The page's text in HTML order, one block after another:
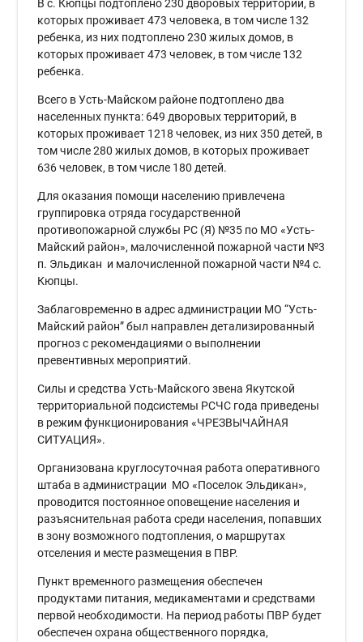
В с. Кюпцы подтоплено 230 дворовых территорий, в
которых проживает 473 человека, в том числе 132
ребенка, из них подтоплено 230 жилых домов, в
которых проживает 473 человек, в том числе 132
ребенка.
Всего в Усть-Майском районе подтоплено два
населенных пункта: 649 дворовых территорий, в
которых проживает 1218 человек, из них 350 детей, в
том числе 280 жилых домов, в которых проживает
636 человек, в том числе 180 детей.
Для оказания помощи населению привлечена
группировка отряда государственной
противопожарной службы РС (Я) №35 по МО «Усть-
Майский район», малочисленной пожарной части №3
п. Эльдикан и малочисленной пожарной части №4 с.
Кюпцы.
Заблаговременно в адрес администрации МО “Усть-
Майский район” был направлен детализированный
прогноз с рекомендациями о выполнении
превентивных мероприятий.
Силы и средства Усть-Майского звена Якутской
территориальной подсистемы РСЧС года приведены
в режим функционирования «ЧРЕЗВЫЧАЙНАЯ
СИТУАЦИЯ».
Организована круглосуточная работа оперативного
штаба в администрации МО «Поселок Эльдикан»,
проводится постоянное оповещение населения и
разъяснительная работа среди населения, попавших
в зону возможного подтопления, о маршрутах
отселения и месте размещения в ПВР.
Пункт временного размещения обеспечен
продуктами питания, медикаментами и средствами
первой необходимости. На период работы ПВР будет
обеспечен охрана общественного порядка,